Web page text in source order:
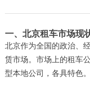
一、北京租车市场现
北京作为全国的政治、
赁市场。市场上的租车
型本地公司，各具特色